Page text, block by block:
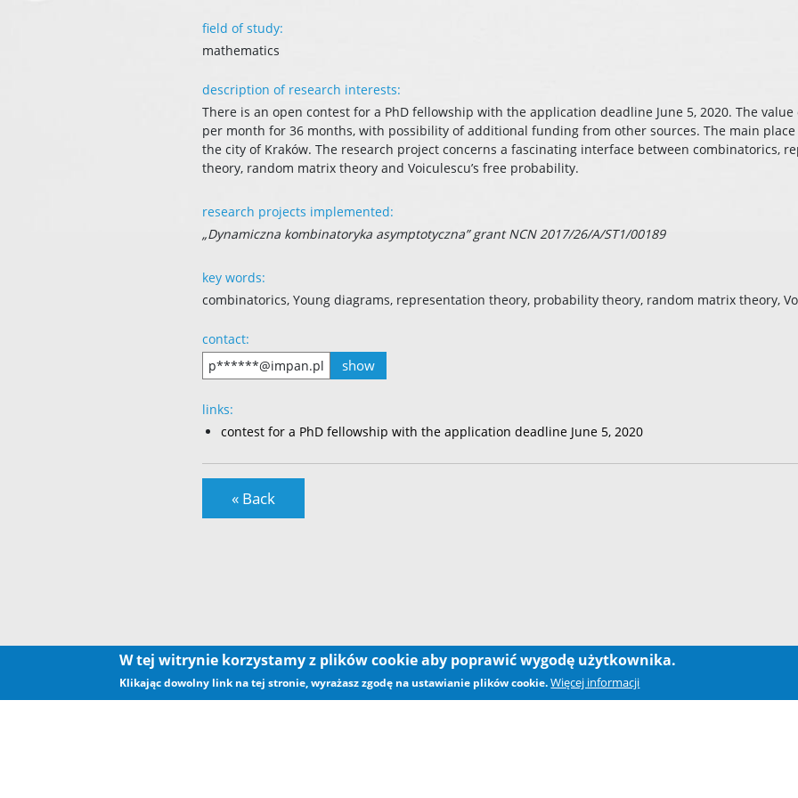
field of study:
mathematics
description of research interests:
There is an open contest for a PhD fellowship with the application deadline June 5, 2020. The
per month for 36 months, with possibility of additional funding from other sources. The main
the city of Kraków. The research project concerns a fascinating interface between combinatorics,
theory, random matrix theory and Voiculescu’s free probability.
research projects implemented:
„Dynamiczna kombinatoryka asymptotyczna” grant NCN 2017/26/A/ST1/00189
key words:
combinatorics, Young diagrams, representation theory, probability theory, random matrix theory,
contact:
p******@impan.pl
show
links:
contest for a PhD fellowship with the application deadline June 5, 2020
« Back
W tej witrynie korzystamy z plików cookie aby poprawić wygodę użytkownika.
Klikając dowolny link na tej stronie, wyrażasz zgodę na ustawianie plików cookie. Więcej informacji